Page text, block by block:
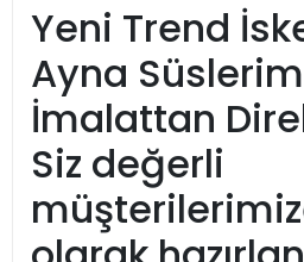
Yeni Trend
Ayna
İmalattan
Siz değerli